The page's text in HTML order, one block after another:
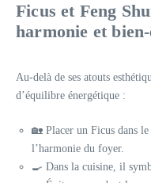
Ficus et Feng
harmonie et
Au-delà de ses atouts
d’équilibre énergétique :
🏡 Placer un Ficus dans
l’harmonie du foyer.
🍳 Dans la cuisine, il